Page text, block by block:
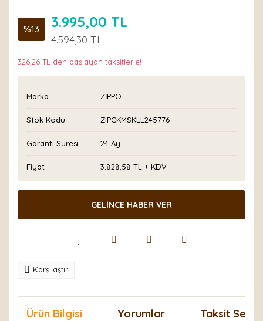
%13 3.995,00 TL
4.594,30 TL
326,26 TL den başlayan taksitlerle!
Marka ZİPPO
Stok Kodu ZIPCKMSKLL245776
Garanti Süresi 24 Ay
Fiyat 3.828,58 TL + KDV
GELİNCE HABER VER
Karşılaştır
Ürün Bilgisi Yorumlar Taksit